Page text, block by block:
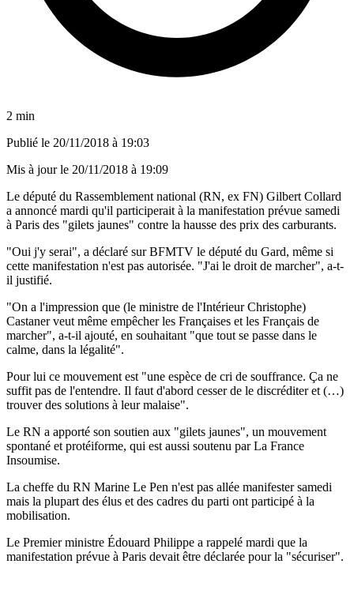
2 min
Publié le 20/11/2018 à 19:03
Mis à jour le 20/11/2018 à 19:09
Le député du Rassemblement national (RN, ex FN) Gilbert Collard
a annoncé mardi qu'il participerait à la manifestation prévue samedi
à Paris des "gilets jaunes" contre la hausse des prix des carburants.
"Oui j'y serai", a déclaré sur BFMTV le député du Gard, même si
cette manifestation n'est pas autorisée. "J'ai le droit de marcher", a-t-
il justifié.
"On a l'impression que (le ministre de l'Intérieur Christophe)
Castaner veut même empêcher les Françaises et les Français de
marcher", a-t-il ajouté, en souhaitant "que tout se passe dans le
calme, dans la légalité".
Pour lui ce mouvement est "une espèce de cri de souffrance. Ça ne
suffit pas de l'entendre. Il faut d'abord cesser de le discréditer et (…)
trouver des solutions à leur malaise".
Le RN a apporté son soutien aux "gilets jaunes", un mouvement
spontané et protéiforme, qui est aussi soutenu par La France
Insoumise.
La cheffe du RN Marine Le Pen n'est pas allée manifester samedi
mais la plupart des élus et des cadres du parti ont participé à la
mobilisation.
Le Premier ministre Édouard Philippe a rappelé mardi que la
manifestation prévue à Paris devait être déclarée pour la "sécuriser".